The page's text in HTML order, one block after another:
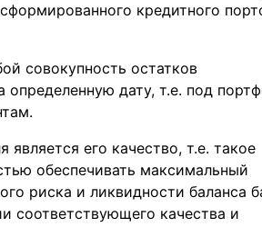
кредитного
совокупность остатков
дату, т.е. под
его качество, т.е. такое
обеспечивать максимальный
риска и ликвидности баланса
соответствующего качества и